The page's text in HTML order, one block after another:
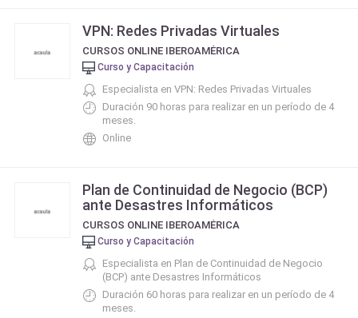
VPN: Redes Privadas Virtuales
CURSOS ONLINE IBEROAMÉRICA
Curso y Capacitación
Especialista en VPN: Redes Privadas Virtuales
Duración 90 horas para realizar en un período de 4
meses.
Online
Plan de Continuidad de Negocio (BCP)
ante Desastres Informáticos
CURSOS ONLINE IBEROAMÉRICA
Curso y Capacitación
Especialista en Plan de Continuidad de Negocio
(BCP) ante Desastres Informáticos
Duración 60 horas para realizar en un período de 4
meses.